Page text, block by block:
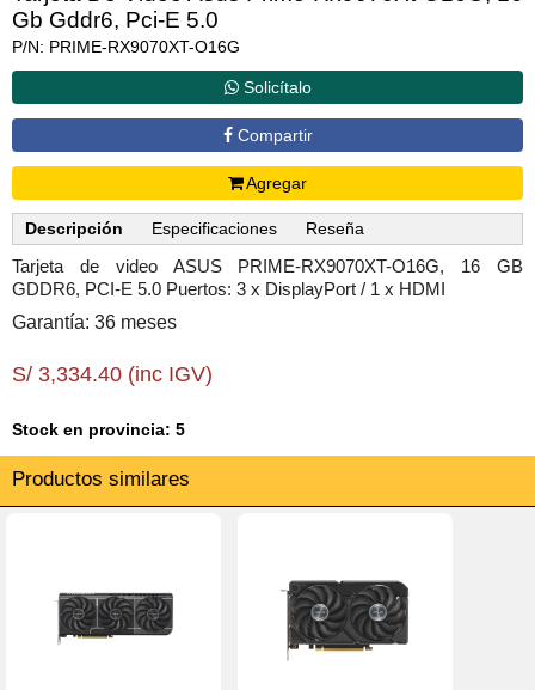
Gb Gddr6, Pci-E 5.0
P/N: PRIME-RX9070XT-O16G
Solicítalo
Compartir
Agregar
Descripción Especificaciones Reseña
Tarjeta de video ASUS PRIME-RX9070XT-O16G, 16 GB
GDDR6, PCI-E 5.0 Puertos: 3 x DisplayPort / 1 x HDMI
Garantía: 36 meses
S/ 3,334.40 (inc IGV)
Stock en provincia: 5
Productos similares